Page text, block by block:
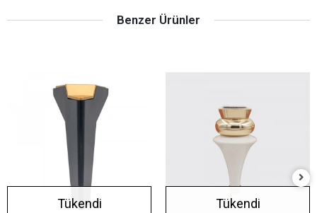
Benzer Ürünler
Tükendi Tükendi